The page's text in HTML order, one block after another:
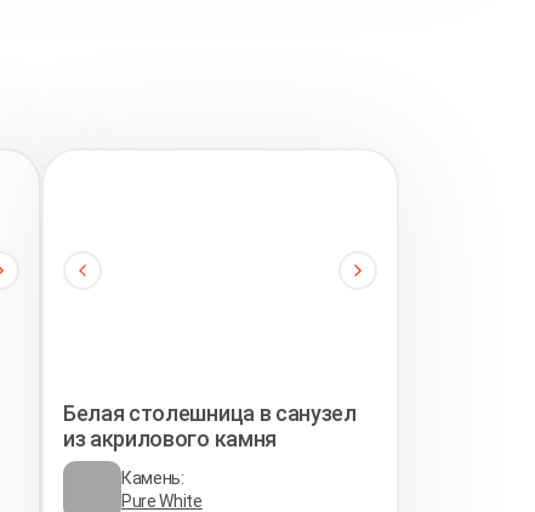
Белая столешница в санузел
из акрилового камня
Камень:
Pure White